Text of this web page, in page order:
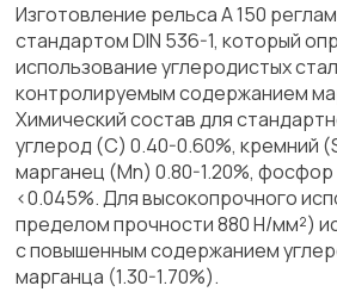
Изготовление рельса A 150
стандартом DIN 536-1, который
использование углеродистых
контролируемым содержанием
Химический состав для
углерод (C) 0.40-0.60%, кремний
марганец (Mn) 0.80-1.20%,
<0.045%. Для высокопрочного
пределом прочности 880 Н/мм²)
с повышенным содержанием
марганца (1.30-1.70%).